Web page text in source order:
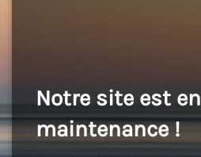
Notre site est en
maintenance !